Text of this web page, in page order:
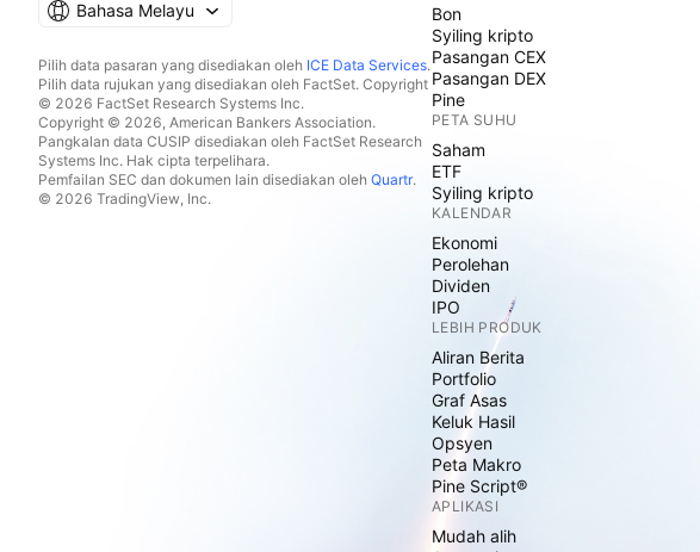
Bahasa Melayu
Pilih data pasaran yang disediakan oleh ICE Data Services.
Pilih data rujukan yang disediakan oleh FactSet. Copyright
© 2026 FactSet Research Systems Inc.
Copyright © 2026, American Bankers Association.
Pangkalan data CUSIP disediakan oleh FactSet Research
Systems Inc. Hak cipta terpelihara.
Pemfailan SEC dan dokumen lain disediakan oleh Quartr.
© 2026 TradingView, Inc.
Bon
Syiling kripto
Pasangan CEX
Pasangan DEX
Pine
PETA SUHU
Saham
ETF
Syiling kripto
KALENDAR
Ekonomi
Perolehan
Dividen
IPO
LEBIH PRODUK
Aliran Berita
Portfolio
Graf Asas
Keluk Hasil
Opsyen
Peta Makro
Pine Script®
APLIKASI
Mudah alih